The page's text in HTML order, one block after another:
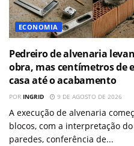
ECONOMIA
Pedreiro de alvenaria
obra, mas centímetros de
casa até o acabamento
POR INGRID 9 DE AGOSTO DE 2026
A execução de alvenaria
blocos, com a interpretação
paredes, conferência de...